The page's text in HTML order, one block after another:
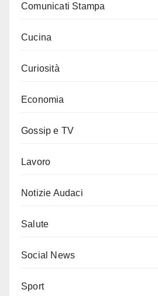
Comunicati Stampa
Cucina
Curiosità
Economia
Gossip e TV
Lavoro
Notizie Audaci
Salute
Social News
Sport